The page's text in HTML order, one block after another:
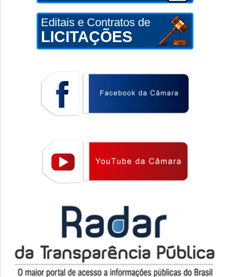
Editais e Contratos de
LICITAÇÕES